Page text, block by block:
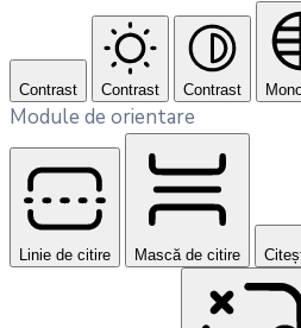
Contrast Contrast Contrast
Module de orientare
Linie de citire Mască de citire